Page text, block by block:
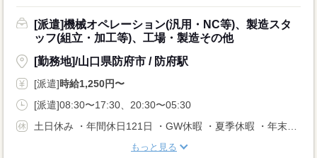
[派遣]機械オペレーション(汎用・NC等)、製造スタ
ッフ(組立・加工等)、工場・製造その他
[勤務地]/山口県防府市 / 防府駅
[派遣]時給1,250円〜
[派遣]08:30〜17:30、20:30〜05:30
土日休み ・年間休日121日 ・GW休暇 ・夏季休暇 ・年末年始休暇 ・有給休暇 ・産前産後休暇 ・育児休暇 ・介護休暇 ・慶弔休暇
もっと見る